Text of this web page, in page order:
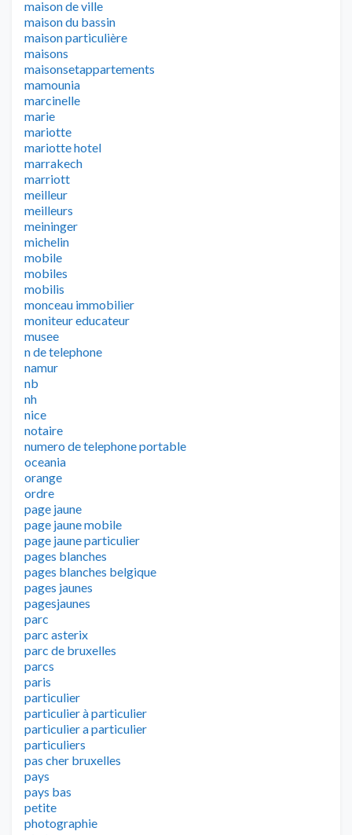
maison de ville
maison du bassin
maison particulière
maisons
maisonsetappartements
mamounia
marcinelle
marie
mariotte
mariotte hotel
marrakech
marriott
meilleur
meilleurs
meininger
michelin
mobile
mobiles
mobilis
monceau immobilier
moniteur educateur
musee
n de telephone
namur
nb
nh
nice
notaire
numero de telephone portable
oceania
orange
ordre
page jaune
page jaune mobile
page jaune particulier
pages blanches
pages blanches belgique
pages jaunes
pagesjaunes
parc
parc asterix
parc de bruxelles
parcs
paris
particulier
particulier à particulier
particulier a particulier
particuliers
pas cher bruxelles
pays
pays bas
petite
photographie